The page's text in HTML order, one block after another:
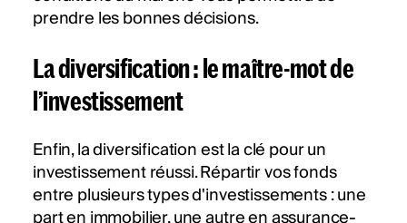
prendre les bonnes décisions.
La diversification : le maître-mot de
l’investissement
Enfin, la diversification est la clé pour un
investissement réussi. Répartir vos fonds
entre plusieurs types d'investissements : une